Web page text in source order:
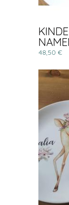
48,50 €